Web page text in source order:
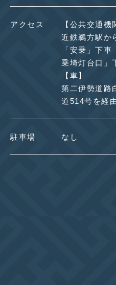
アクセス
【公共交通機
近鉄鵜方駅か
「安乗」下
乗埼灯台口
【車】
第二伊勢道路
道514号を経
駐車場 なし